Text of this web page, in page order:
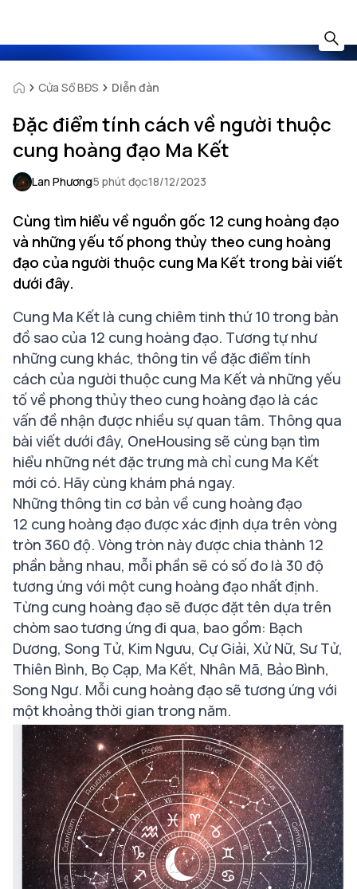
Cửa Sổ BĐS Diễn đàn
Đặc điểm tính cách về người thuộc
cung hoàng đạo Ma Kết
Lan Phương5 phút đọc18/12/2023
Cùng tìm hiểu về nguồn gốc 12 cung hoàng đạo
và những yếu tố phong thủy theo cung hoàng
đạo của người thuộc cung Ma Kết trong bài viết
dưới đây.
Cung Ma Kết là cung chiêm tinh thứ 10 trong bản
đồ sao của 12 cung hoàng đạo. Tương tự như
những cung khác, thông tin về đặc điểm tính
cách của người thuộc cung Ma Kết và những yếu
tố về phong thủy theo cung hoàng đạo là các
vấn đề nhận được nhiều sự quan tâm. Thông qua
bài viết dưới đây, OneHousing sẽ cùng bạn tìm
hiểu những nét đặc trưng mà chỉ cung Ma Kết
mới có. Hãy cùng khám phá ngay.
Những thông tin cơ bản về cung hoàng đạo
12 cung hoàng đạo được xác định dựa trên vòng
tròn 360 độ. Vòng tròn này được chia thành 12
phần bằng nhau, mỗi phần sẽ có số đo là 30 độ
tương ứng với một cung hoàng đạo nhất định.
Từng cung hoàng đạo sẽ được đặt tên dựa trên
chòm sao tương ứng đi qua, bao gồm: Bạch
Dương, Song Tử, Kim Ngưu, Cự Giải, Xử Nữ, Sư Tử,
Thiên Bình, Bọ Cạp, Ma Kết, Nhân Mã, Bảo Bình,
Song Ngư. Mỗi cung hoàng đạo sẽ tương ứng với
một khoảng thời gian trong năm.